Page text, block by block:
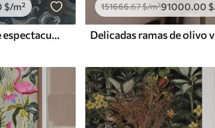
$/m²
Peces koi nadando entre espectaculares olas oceánicas
151666.67$/m²91000.00 $
Delicadas ramas de olivo